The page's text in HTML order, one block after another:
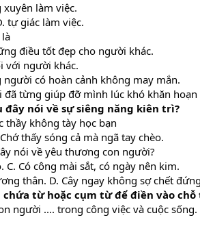
xuyên làm việc.
tự giác làm việc.
điều tốt đẹp cho người khác.
với người khác.
có hoàn cảnh không may mắn.
từng giúp đỡ mình lúc khó khăn hoạn
đây nói về sự siêng năng kiên trì?
thầy không tày học bạn
thấy sóng cả mà ngã tay chèo.
nói về yêu thương con người?
Có công mài sắt, có ngày nên kim.
thân. D. Cây ngay không sợ chết
chứa từ hoặc cụm từ để điền vào
người .... trong công việc và cuộc sống.